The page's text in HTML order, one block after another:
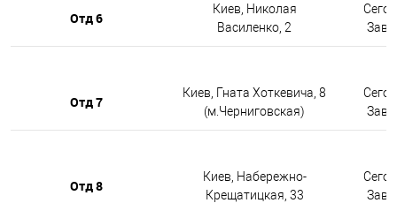
Отд 6
Киев, Николая
Василенко, 2
Отд 7
Киев, Гната Хоткевича, 8
(м.Черниговская)
Отд 8
Киев, Набережно-
Крещатицкая, 33